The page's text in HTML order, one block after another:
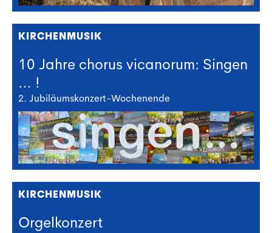
KIRCHENMUSIK
10 Jahre chorus vicanorum: Singen
… !
2. Jubiläumskonzert-Wochenende
KIRCHENMUSIK
Orgelkonzert